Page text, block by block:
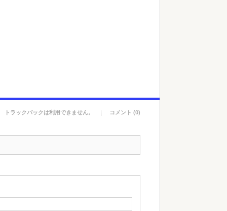
トラックバックは利用できません。 コメント (0)